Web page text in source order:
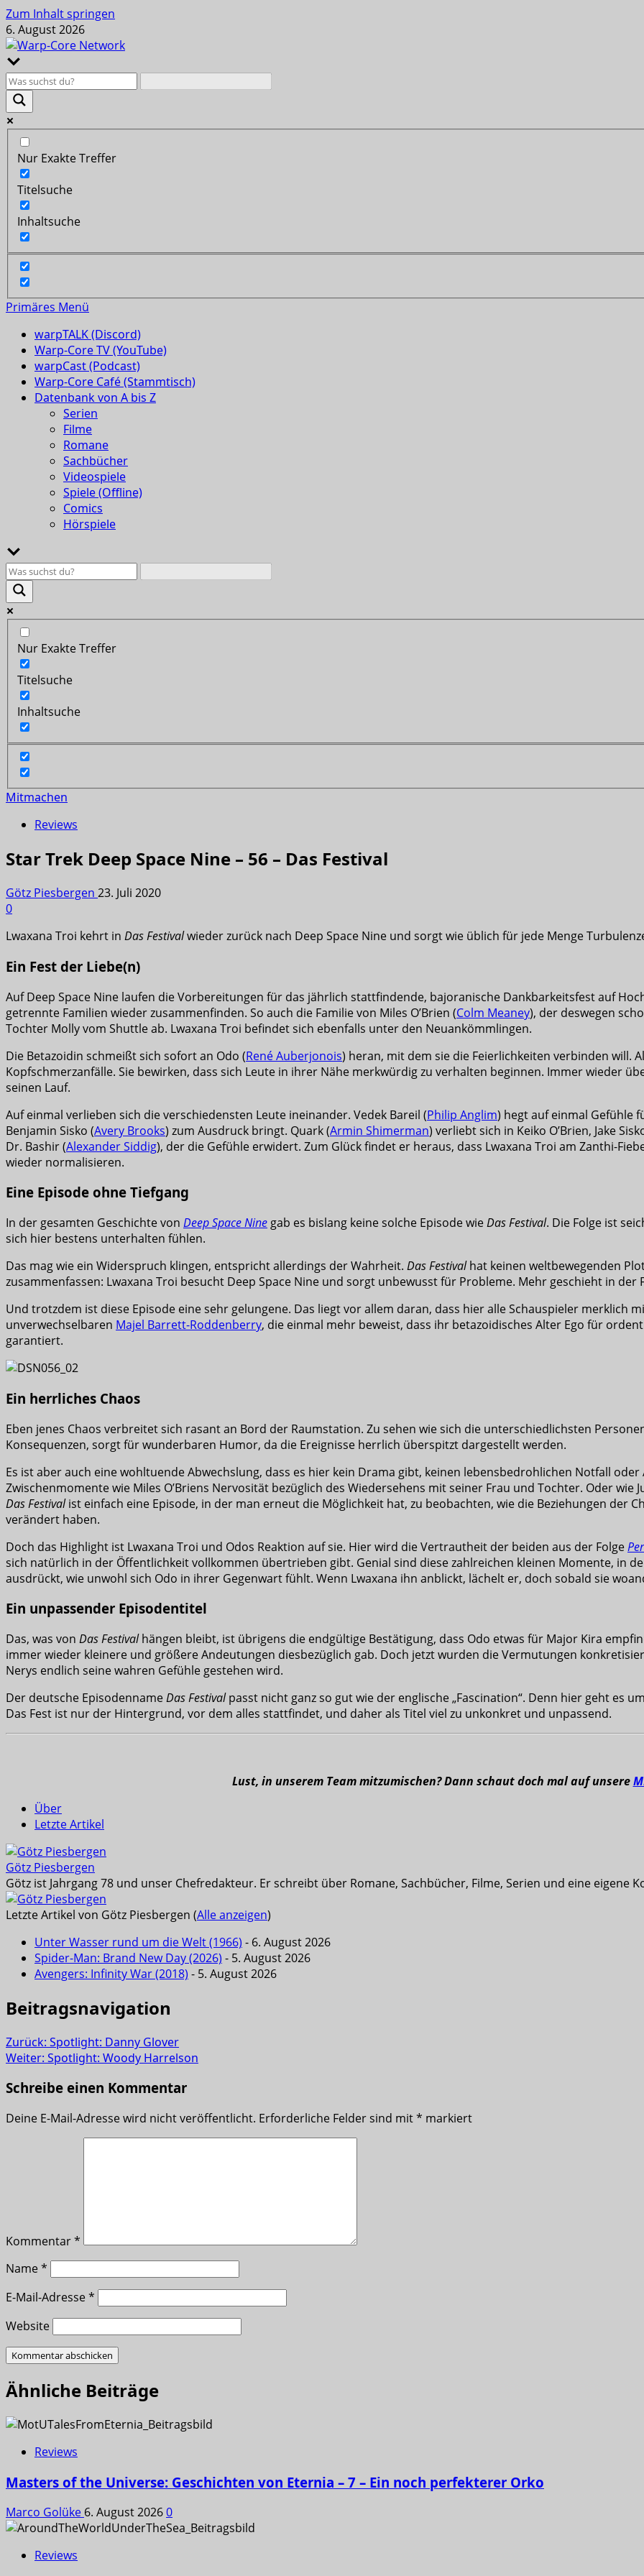
Zum Inhalt springen
6. August 2026
Nur Exakte Treffer
Titelsuche
Inhaltsuche
Primäres Menü
warpTALK (Discord)
Warp-Core TV (YouTube)
warpCast (Podcast)
Warp-Core Café (Stammtisch)
Datenbank von A bis Z
Serien
Filme
Romane
Sachbücher
Videospiele
Spiele (Offline)
Comics
Hörspiele
Nur Exakte Treffer
Titelsuche
Inhaltsuche
Mitmachen
Reviews
Star Trek Deep Space Nine – 56 – Das Festival
Götz Piesbergen 23. Juli 2020
0
Lwaxana Troi kehrt in Das Festivalwieder zurück nach Deep Space Nine und sorgt wie üblich für jede Menge
Ein Fest der Liebe(n)
Auf Deep Space Nine laufen die Vorbereitungen für das jährlich stattfindende, bajoranische Dankbarkeitsfest auf
getrennte Familien wieder zusammenfinden. So auch die Familie von Miles O’Brien (Colm Meaney), der deswegen
Tochter Molly vom Shuttle ab. Lwaxana Troi befindet sich ebenfalls unter den Neuankömmlingen.
Die Betazoidin schmeißt sich sofort an Odo (René Auberjonois) heran, mit dem sie die Feierlichkeiten verbinden will.
Kopfschmerzanfälle. Sie bewirken, dass sich Leute in ihrer Nähe merkwürdig zu verhalten beginnen. Immer wieder
seinen Lauf.
Auf einmal verlieben sich die verschiedensten Leute ineinander. Vedek Bareil (Philip Anglim) hegt auf einmal Gefühle
Benjamin Sisko (Avery Brooks) zum Ausdruck bringt. Quark (Armin Shimerman) verliebt sich in Keiko O’Brien, Jake
Dr. Bashir (Alexander Siddig), der die Gefühle erwidert. Zum Glück findet er heraus, dass Lwaxana Troi am Zanthi-
wieder normalisieren.
Eine Episode ohne Tiefgang
In der gesamten Geschichte von Deep Space Nine gab es bislang keine solche Episode wieDas Festival. Die Folge ist
sich hier bestens unterhalten fühlen.
Das mag wie ein Widerspruch klingen, entspricht allerdings der Wahrheit. Das Festivalhat keinen weltbewegenden
zusammenfassen: Lwaxana Troi besucht Deep Space Nine und sorgt unbewusst für Probleme. Mehr geschieht in der
Und trotzdem ist diese Episode eine sehr gelungene. Das liegt vor allem daran, dass hier alle Schauspieler merklich
unverwechselbaren Majel Barrett-Roddenberry, die einmal mehr beweist, dass ihr betazoidisches Alter Ego für
garantiert.
Ein herrliches Chaos
Eben jenes Chaos verbreitet sich rasant an Bord der Raumstation. Zu sehen wie sich die unterschiedlichsten
Konsequenzen, sorgt für wunderbaren Humor, da die Ereignisse herrlich überspitzt dargestellt werden.
Es ist aber auch eine wohltuende Abwechslung, dass es hier kein Drama gibt, keinen lebensbedrohlichen Notfall
Zwischenmomente wie Miles O’Briens Nervosität bezüglich des Wiedersehens mit seiner Frau und Tochter. Oder
Das Festivalist einfach eine Episode, in der man erneut die Möglichkeit hat, zu beobachten, wie die Beziehungen der
verändert haben.
Doch das Highlight ist Lwaxana Troi und Odos Reaktion auf sie. Hier wird die Vertrautheit der beiden aus der Folge
sich natürlich in der Öffentlichkeit vollkommen übertrieben gibt. Genial sind diese zahlreichen kleinen Momente, in
ausdrückt, wie unwohl sich Odo in ihrer Gegenwart fühlt. Wenn Lwaxana ihn anblickt, lächelt er, doch sobald sie
Ein unpassender Episodentitel
Das, was von Das Festivalhängen bleibt, ist übrigens die endgültige Bestätigung, dass Odo etwas für Major Kira
immer wieder kleinere und größere Andeutungen diesbezüglich gab. Doch jetzt wurden die Vermutungen
Nerys endlich seine wahren Gefühle gestehen wird.
Der deutsche EpisodennameDas Festivalpasst nicht ganz so gut wie der englische „Fascination“. Denn hier geht es
Das Fest ist nur der Hintergrund, vor dem alles stattfindet, und daher als Titel viel zu unkonkret und unpassend.
Lust, in unserem Team mitzumischen? Dann schaut doch mal auf unsere
Über
Letzte Artikel
Götz Piesbergen
Götz ist Jahrgang 78 und unser Chefredakteur. Er schreibt über Romane, Sachbücher, Filme, Serien und eine eigene
Letzte Artikel von Götz Piesbergen (Alle anzeigen)
Unter Wasser rund um die Welt (1966) - 6. August 2026
Spider-Man: Brand New Day (2026) - 5. August 2026
Avengers: Infinity War (2018) - 5. August 2026
Beitragsnavigation
Zurück: Spotlight: Danny Glover
Weiter: Spotlight: Woody Harrelson
Schreibe einen Kommentar
Deine E-Mail-Adresse wird nicht veröffentlicht. Erforderliche Felder sind mit* markiert
Kommentar*
Name*
E-Mail-Adresse*
Website
Ähnliche Beiträge
Reviews
Masters of the Universe: Geschichten von Eternia – 7 – Ein noch perfekterer Orko
Marco Golüke 6. August 20260
Reviews